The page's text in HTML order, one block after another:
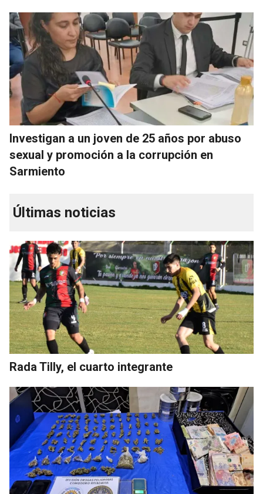
Investigan a un joven de 25 años por abuso
sexual y promoción a la corrupción en
Sarmiento
Últimas noticias
Rada Tilly, el cuarto integrante